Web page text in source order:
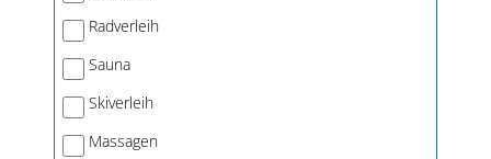
Radverleih
Sauna
Skiverleih
Massagen